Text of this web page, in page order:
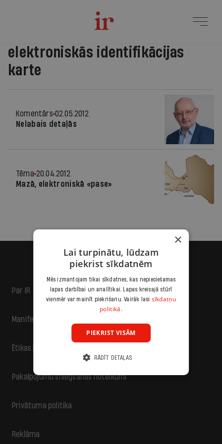
elektroniskās identifikācijas
karte
Komentārs 02.05.2012.
Nelabais detaļās
Tēma 20.04.2012.
Mazā, elektroniskā «pase»
Par IR
Manifests
Ētikas kodekss
Pakalpojumu sniegšanas noteikumi
Privātuma politika
Reklāma
×
Lai turpinātu, lūdzam
piekrist sīkdatnēm
Mēs izmantojam tikai sīkdatnes, kas nepieciešamas
lapas darbībai un analītikai. Lapas kreisajā stūrī
vienmēr var mainīt piekrišanu. Vairāk lasi sīkdatņu
politikā.
PIEKRIST VISĀM
RĀDĪT DETAĻAS